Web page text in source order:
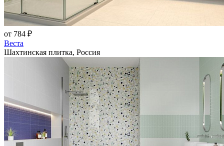
от 784 ₽
Веста
Шахтинская плитка, Россия